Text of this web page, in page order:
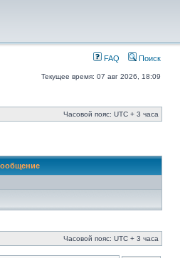
FAQ Поиск
Текущее время: 07 авг 2026, 18:09
Часовой пояс: UTC + 3 часа
Часовой пояс: UTC + 3 часа